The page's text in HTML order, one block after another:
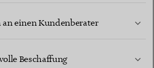
an einen Kundenberater
Beschaffung